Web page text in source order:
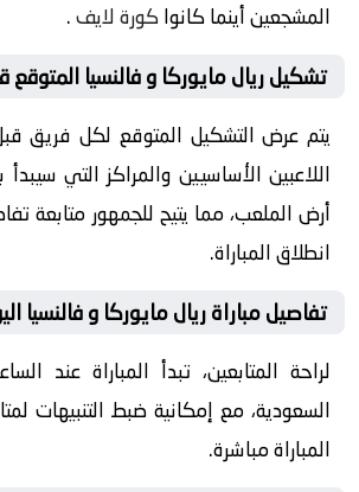
المشجعين أينما كانواكورة لايف.
تشكيل ريال مايوركا و فالنسيا المتوقع
يتم عرض التشكيل المتوقع لكل فريق قبل
اللاعبين الأساسيين والمراكز التي
أرض الملعب، مما يتيح للجمهور متابعة
انطلاق المباراة.
تفاصيل مباراة ريال مايوركا و فالنسيا
السعودية، مع إمكانية ضبط التنبيهات
المباراة مباشرة.